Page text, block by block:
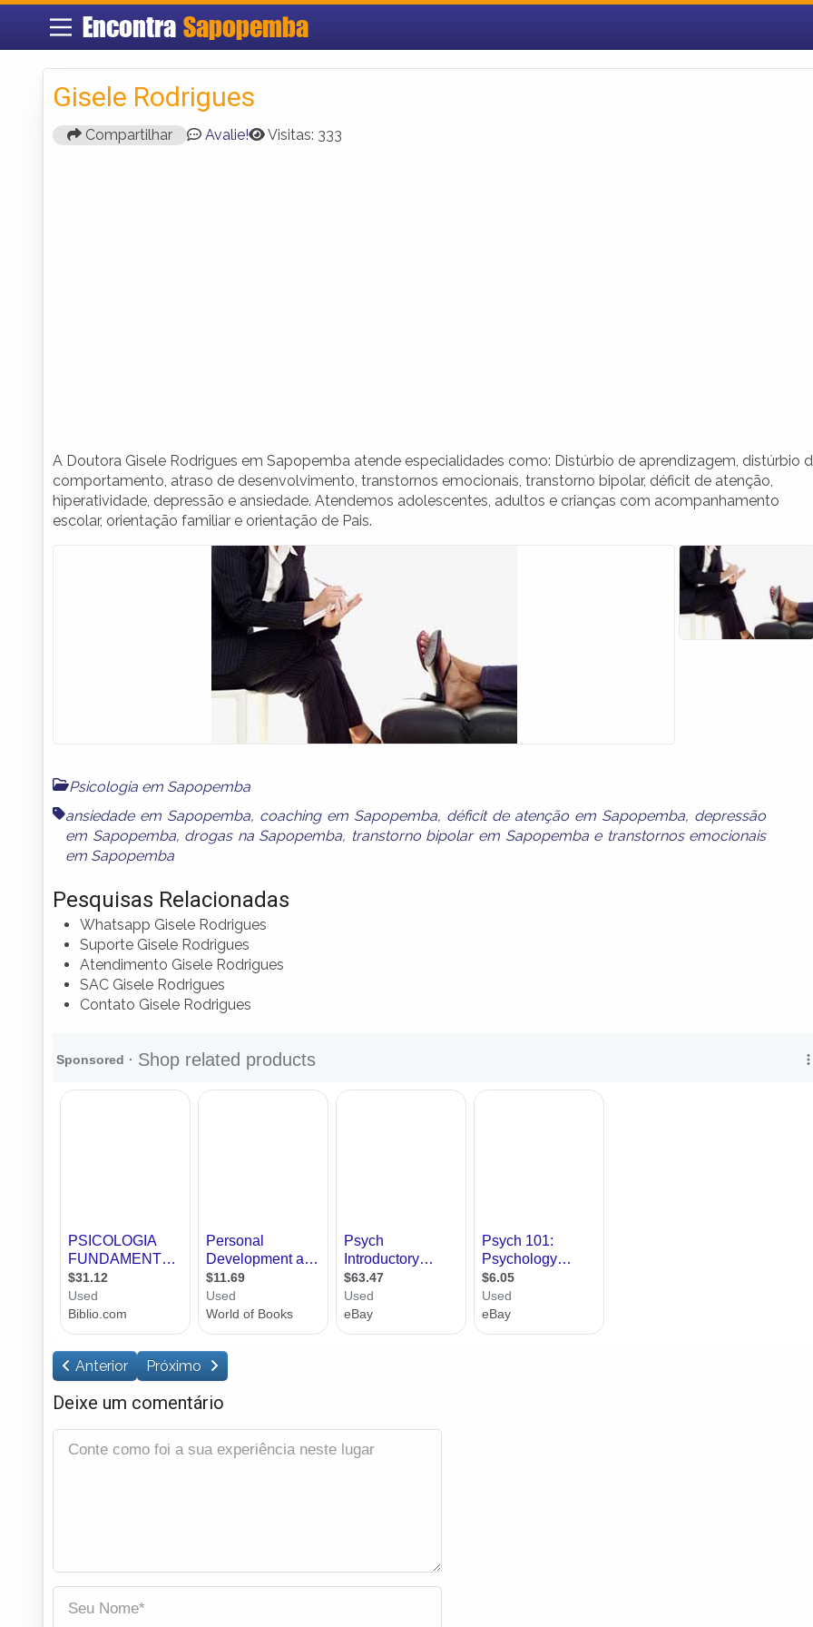
Encontra Sapopemba
Gisele Rodrigues
Compartilhar Avalie! Visitas: 333
A Doutora Gisele Rodrigues em Sapopemba atende especialidades como: Distúrbio de aprendizagem, distúrbio
comportamento, atraso de desenvolvimento, transtornos emocionais, transtorno bipolar, déficit de atenção,
hiperatividade, depressão e ansiedade. Atendemos adolescentes, adultos e crianças com acompanhamento
escolar, orientação familiar e orientação de Pais.
Psicologia em Sapopemba
ansiedade em Sapopemba, coaching em Sapopemba, déficit de atenção em Sapopemba, depressão
em Sapopemba, drogas na Sapopemba, transtorno bipolar em Sapopembae transtornos emocionais
em Sapopemba
Pesquisas Relacionadas
Whatsapp Gisele Rodrigues
Suporte Gisele Rodrigues
Atendimento Gisele Rodrigues
SAC Gisele Rodrigues
Contato Gisele Rodrigues
Anterior Próximo
Deixe um comentário